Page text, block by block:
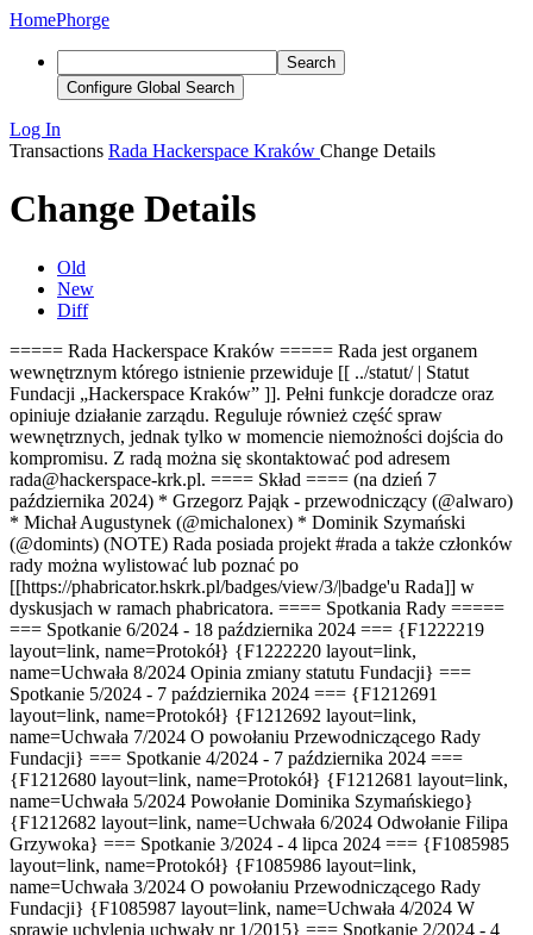
HomePhorge
Search
Configure Global Search
Log In
Transactions Rada Hackerspace Kraków Change Details
Change Details
Old
New
Diff
===== Rada Hackerspace Kraków ===== Rada jest organem
wewnętrznym którego istnienie przewiduje [[ ../statut/ | Statut
Fundacji „Hackerspace Kraków” ]]. Pełni funkcje doradcze oraz
opiniuje działanie zarządu. Reguluje również część spraw
wewnętrznych, jednak tylko w momencie niemożności dojścia do
kompromisu. Z radą można się skontaktować pod adresem
rada@hackerspace-krk.pl. ==== Skład ==== (na dzień 7
października 2024) * Grzegorz Pająk - przewodniczący (@alwaro)
* Michał Augustynek (@michalonex) * Dominik Szymański
(@domints) (NOTE) Rada posiada projekt #rada a także członków
rady można wylistować lub poznać po
[[https://phabricator.hskrk.pl/badges/view/3/|badge'u Rada]] w
dyskusjach w ramach phabricatora. ==== Spotkania Rady =====
=== Spotkanie 6/2024 - 18 października 2024 === {F1222219
layout=link, name=Protokół} {F1222220 layout=link,
name=Uchwała 8/2024 Opinia zmiany statutu Fundacji} ===
Spotkanie 5/2024 - 7 października 2024 === {F1212691
layout=link, name=Protokół} {F1212692 layout=link,
name=Uchwała 7/2024 O powołaniu Przewodniczącego Rady
Fundacji} === Spotkanie 4/2024 - 7 października 2024 ===
{F1212680 layout=link, name=Protokół} {F1212681 layout=link,
name=Uchwała 5/2024 Powołanie Dominika Szymańskiego}
{F1212682 layout=link, name=Uchwała 6/2024 Odwołanie Filipa
Grzywoka} === Spotkanie 3/2024 - 4 lipca 2024 === {F1085985
layout=link, name=Protokół} {F1085986 layout=link,
name=Uchwała 3/2024 O powołaniu Przewodniczącego Rady
Fundacji} {F1085987 layout=link, name=Uchwała 4/2024 W
sprawie uchylenia uchwały nr 1/2015} === Spotkanie 2/2024 - 4